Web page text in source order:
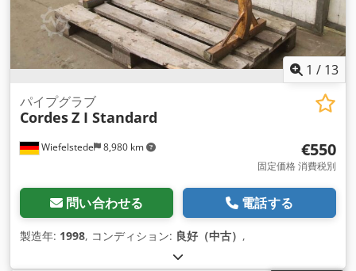
1 / 13
Wiefelstede 8,980 km
パイプグラブ
CordesZ I Standard
€550
固定価格 消費税別
問い合わせる 電話する
製造年: 1998, コンディション: 良好（中古） ,